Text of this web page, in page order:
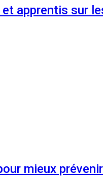
apprentis sur
mieux